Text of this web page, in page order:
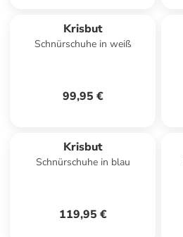
Krisbut
Schnürschuhe in weiß
99,95 €
Krisbut
Schnürschuhe in blau
119,95 €